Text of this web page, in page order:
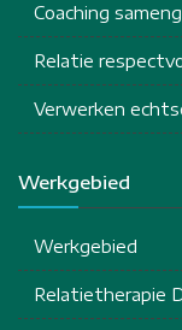
Coaching
Relatie
Verwerken
Werkgebied
Werkgebied
Relatietherapie